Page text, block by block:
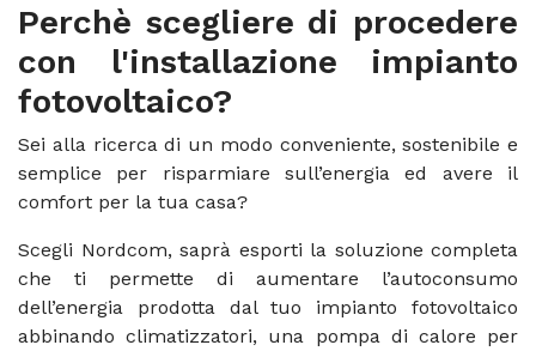
Perchè scegliere di procedere
con l'installazione impianto
fotovoltaico?
Sei alla ricerca di un modo conveniente, sostenibile e
semplice per risparmiare sull’energia ed avere il
comfort per la tua casa?
Scegli Nordcom, saprà esporti la soluzione completa
che ti permette di aumentare l’autoconsumo
dell’energia prodotta dal tuo impianto fotovoltaico
abbinando climatizzatori, una pompa di calore per